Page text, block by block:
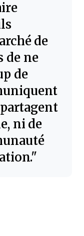
de
de ne
de
ni de